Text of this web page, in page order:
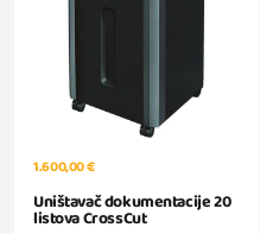
1.600,00 €
Uništavač dokumentacije 20
listova CrossCut